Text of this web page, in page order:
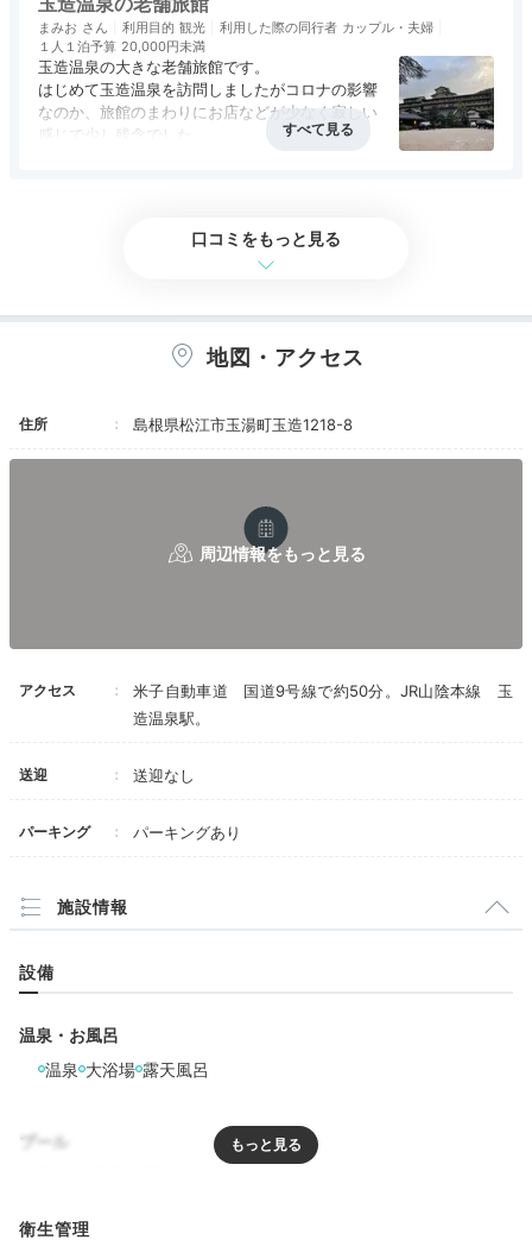
く、温泉らしさが感じられず残念だった。
夕食はレストランで、間仕切りがありゆったりし
ている。量も充分で良かった。朝食は開店の7時
丁度に行ったら一斉に入り混雑したが、和食中心
のバイキングの種類がびっくりするほど多くあ
り、とても良かった。
まみお 利用目的 観光 利用した際の同行者 カップル・夫婦
１人１泊予算 20,000円未満
玉造温泉の大きな老舗旅館です。
はじめて玉造温泉を訪問しましたがコロナの影響
なのか、旅館のまわりにお店などが少なく寂しい
感じで少し残念でした。
口コミをもっと見る
地図・アクセス
住所 島根県松江市玉湯町玉造1218-8
アクセス
米子自動車道 国道9号線で約50分。JR山陰本線 玉
造温泉駅。
送迎 送迎なし
パーキング パーキングあり
施設情報
設備
温泉・お風呂
温泉 大浴場 露天風呂
プール
リラクゼーション
衛生管理